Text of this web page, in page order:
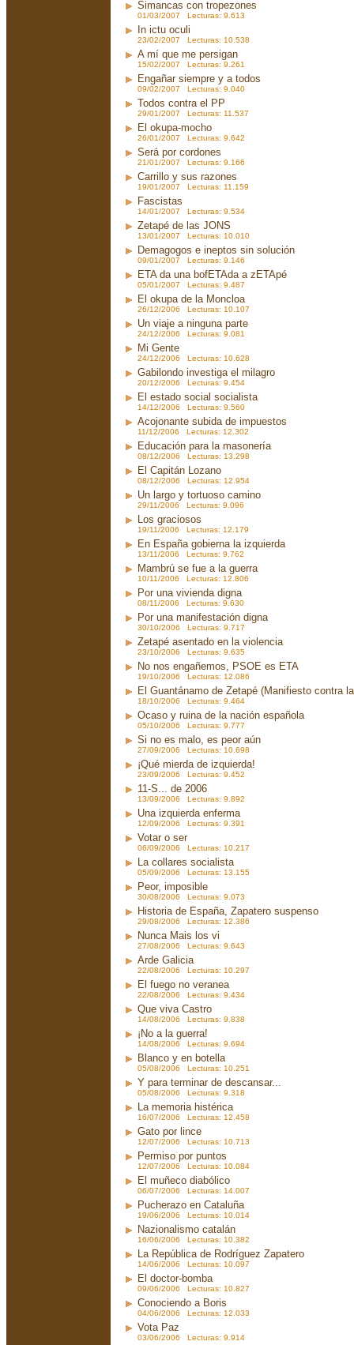
Simancas con tropezones
01/03/2007 Lecturas: 9.613
In ictu oculi
23/02/2007 Lecturas: 10.538
A mí que me persigan
15/02/2007 Lecturas: 9.261
Engañar siempre y a todos
09/02/2007 Lecturas: 9.040
Todos contra el PP
29/01/2007 Lecturas: 11.537
El okupa-mocho
26/01/2007 Lecturas: 9.642
Será por cordones
21/01/2007 Lecturas: 9.166
Carrillo y sus razones
19/01/2007 Lecturas: 11.159
Fascistas
14/01/2007 Lecturas: 9.534
Zetapé de las JONS
13/01/2007 Lecturas: 10.010
Demagogos e ineptos sin solución
09/01/2007 Lecturas: 9.146
ETA da una bofETAda a zETApé
05/01/2007 Lecturas: 9.487
El okupa de la Moncloa
26/12/2006 Lecturas: 10.107
Un viaje a ninguna parte
24/12/2006 Lecturas: 9.081
Mi Gente
24/12/2006 Lecturas: 10.628
Gabilondo investiga el milagro
20/12/2006 Lecturas: 9.454
El estado social socialista
14/12/2006 Lecturas: 9.560
Acojonante subida de impuestos
11/12/2006 Lecturas: 12.302
Educación para la masonería
08/12/2006 Lecturas: 13.298
El Capitán Lozano
08/12/2006 Lecturas: 12.954
Un largo y tortuoso camino
29/11/2006 Lecturas: 9.096
Los graciosos
19/11/2006 Lecturas: 12.179
En España gobierna la izquierda
13/11/2006 Lecturas: 9.762
Mambrú se fue a la guerra
10/11/2006 Lecturas: 12.806
Por una vivienda digna
08/11/2006 Lecturas: 9.630
Por una manifestación digna
30/10/2006 Lecturas: 9.717
Zetapé asentado en la violencia
23/10/2006 Lecturas: 9.635
No nos engañemos, PSOE es ETA
19/10/2006 Lecturas: 12.086
El Guantánamo de Zetapé (Manifiesto contra
18/10/2006 Lecturas: 9.464
Ocaso y ruina de la nación española
05/10/2006 Lecturas: 9.777
Si no es malo, es peor aún
27/09/2006 Lecturas: 10.698
¡Qué mierda de izquierda!
23/09/2006 Lecturas: 9.452
11-S... de 2006
13/09/2006 Lecturas: 9.892
Una izquierda enferma
12/09/2006 Lecturas: 9.391
Votar o ser
06/09/2006 Lecturas: 10.217
La collares socialista
05/09/2006 Lecturas: 13.155
Peor, imposible
30/08/2006 Lecturas: 9.073
Historia de España, Zapatero suspenso
29/08/2006 Lecturas: 12.386
Nunca Mais los vi
27/08/2006 Lecturas: 9.643
Arde Galicia
22/08/2006 Lecturas: 10.297
El fuego no veranea
22/08/2006 Lecturas: 9.434
Que viva Castro
14/08/2006 Lecturas: 9.838
¡No a la guerra!
14/08/2006 Lecturas: 9.694
Blanco y en botella
05/08/2006 Lecturas: 10.251
Y para terminar de descansar...
05/08/2006 Lecturas: 9.318
La memoria histérica
16/07/2006 Lecturas: 12.458
Gato por lince
12/07/2006 Lecturas: 10.713
Permiso por puntos
12/07/2006 Lecturas: 10.084
El muñeco diabólico
06/07/2006 Lecturas: 14.007
Pucherazo en Cataluña
19/06/2006 Lecturas: 10.014
Nazionalismo catalán
16/06/2006 Lecturas: 10.382
La República de Rodríguez Zapatero
14/06/2006 Lecturas: 10.097
El doctor-bomba
09/06/2006 Lecturas: 10.827
Conociendo a Boris
04/06/2006 Lecturas: 12.033
Vota Paz
03/06/2006 Lecturas: 9.914